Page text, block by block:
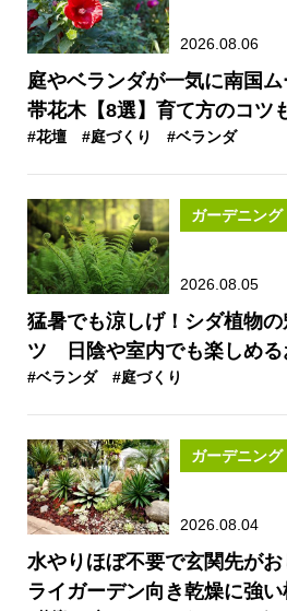
2026.08.06
庭やベランダが一気に南国
帯花木【8選】育て方のコツ
#花壇 #庭づくり #ベランダ
ガーデニング
2026.08.05
猛暑でも涼しげ！シダ植物
ツ 日陰や室内でも楽しめる
#ベランダ #庭づくり
ガーデニング
2026.08.04
水やりほぼ不要で玄関先が
ライガーデン向き乾燥に強い